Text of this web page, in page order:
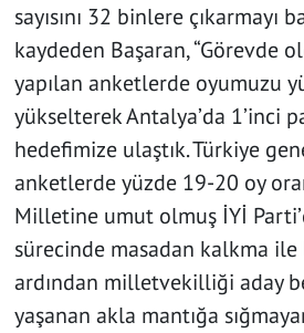
sayısını 32 binlere çıkarmayı
kaydeden Başaran, “Görevde
yapılan anketlerde oyumuzu
yükselterek Antalya’da 1’inci
hedefimize ulaştık. Türkiye
anketlerde yüzde 19-20 oy
Milletine umut olmuş İYİ
sürecinde masadan kalkma ile
ardından milletvekilliği aday
yaşanan akla mantığa